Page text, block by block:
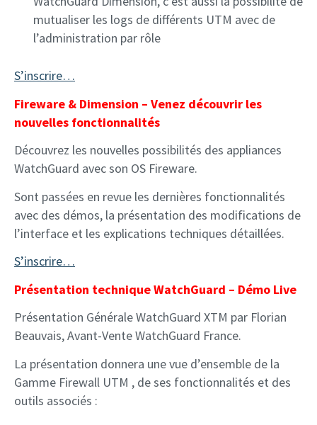
mutualiser les logs de différents UTM avec de
l’administration par rôle
S’inscrire…
Fireware & Dimension – Venez découvrir les
nouvelles fonctionnalités
Découvrez les nouvelles possibilités des appliances
WatchGuard avec son OS Fireware.
Sont passées en revue les dernières fonctionnalités
avec des démos, la présentation des modifications de
l’interface et les explications techniques détaillées.
S’inscrire…
Présentation technique WatchGuard – Démo Live
Présentation Générale WatchGuard XTM par Florian
Beauvais, Avant-Vente WatchGuard France.
La présentation donnera une vue d’ensemble de la
Gamme Firewall UTM , de ses fonctionnalités et des
outils associés :